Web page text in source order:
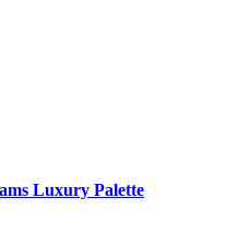
Luxury Palette